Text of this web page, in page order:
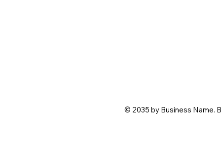
© 2035 by Business Name.